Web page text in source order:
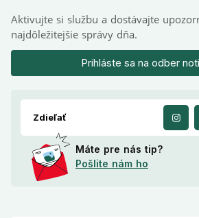
Aktivujte si službu a dostávajte
najdôležitejšie správy dňa.
Prihláste sa na odber
Zdieľať
Máte pre nás tip?
Pošlite nám ho